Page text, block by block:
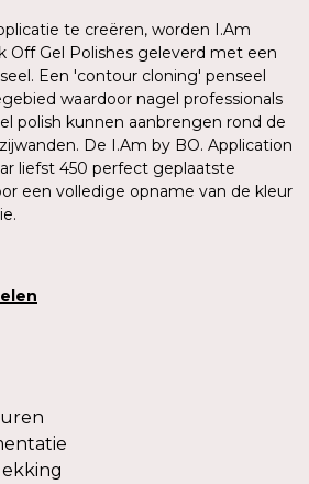
te creëren, worden I.Am
Off Gel Polishes geleverd met een
Een 'contour cloning' penseel
waardoor nagel professionals
polish kunnen aanbrengen rond de
De I.Am by BO. Application
liefst 450 perfect geplaatste
een volledige opname van de kleur